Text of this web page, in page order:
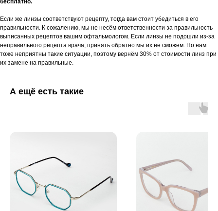
бесплатно.
Если же линзы соответствуют рецепту, тогда вам стоит убедиться в его
правильности. К сожалению, мы не несём ответственности за правильность
выписанных рецептов вашим офтальмологом. Если линзы не подошли из-за
неправильного рецепта врача, принять обратно мы их не сможем. Но нам
тоже неприятны такие ситуации, поэтому вернём 30% от стоимости линз при
их замене на правильные.
А ещё есть такие